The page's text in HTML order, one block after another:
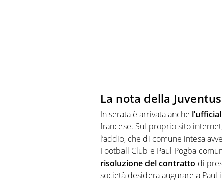
La nota della Juventus
In serata è arrivata anche
francese. Sul proprio sito
l’addio, che di comune intesa
Football Club e Paul Pogba
risoluzione del contratto di
società desidera augurare a